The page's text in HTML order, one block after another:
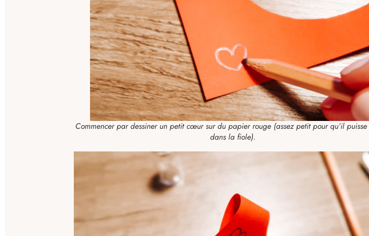
Commencer par dessiner un petit cœur sur du papier rouge (assez petit pour qu’il
dans la fiole).